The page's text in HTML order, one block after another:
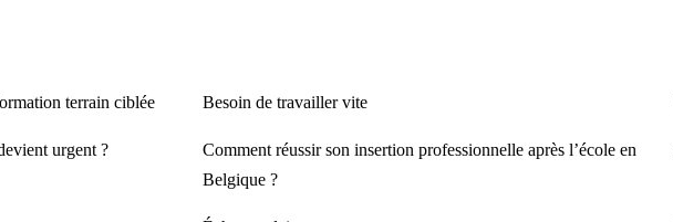
terrain ciblée Besoin de travailler vite
urgent ?
Comment réussir son insertion professionnelle après l’école en
Belgique ?